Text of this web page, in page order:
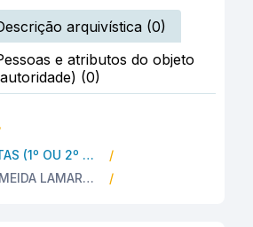
arquivística (0)
e atributos do objeto
(0)
JUÍZES CLASSISTAS (1º OU 2º GRAUS)
ALTAMIRO DE ALMEIDA LAMARQUE